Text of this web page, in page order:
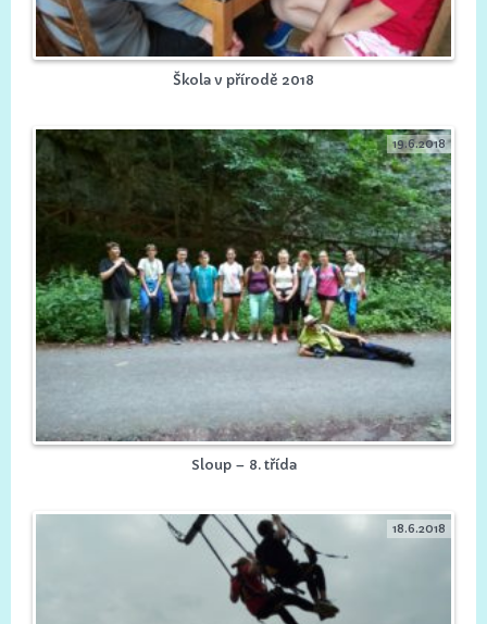
Škola v přírodě 2018
19.6.2018
Sloup – 8. třída
18.6.2018